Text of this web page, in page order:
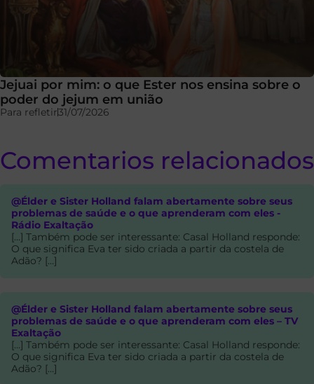
Jejuai por mim: o que Ester nos ensina sobre o
poder do jejum em união
Para refletir31/07/2026
Comentarios relacionados
@Élder e Sister Holland falam abertamente sobre seus
problemas de saúde e o que aprenderam com eles -
Rádio Exaltação
[…] Também pode ser interessante: Casal Holland responde:
O que significa Eva ter sido criada a partir da costela de
Adão? […]
@Élder e Sister Holland falam abertamente sobre seus
problemas de saúde e o que aprenderam com eles – TV
Exaltação
[…] Também pode ser interessante: Casal Holland responde:
O que significa Eva ter sido criada a partir da costela de
Adão? […]